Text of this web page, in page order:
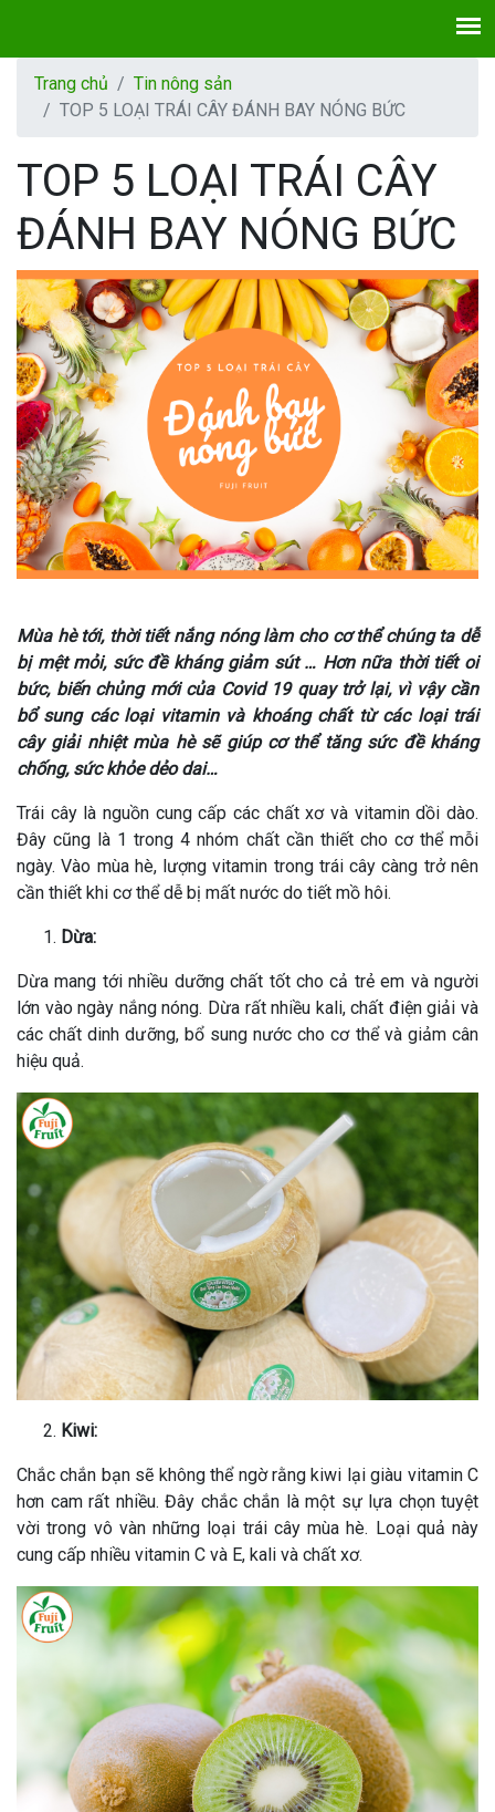
Trang chủ
Tin nông sản
TOP 5 LOẠI TRÁI CÂY ĐÁNH BAY NÓNG BỨC
TOP 5 LOẠI TRÁI CÂY
ĐÁNH BAY NÓNG BỨC
Mùa hè tới, thời tiết nắng nóng làm cho cơ thể chúng ta dễ
bị mệt mỏi, sức đề kháng giảm sút … Hơn nữa thời tiết oi
bức, biến chủng mới của Covid 19 quay trở lại, vì vậy cần
bổ sung các loại vitamin và khoáng chất từ các loại trái
cây giải nhiệt mùa hè sẽ giúp cơ thể tăng sức đề kháng
chống, sức khỏe dẻo dai…
Trái cây là nguồn cung cấp các chất xơ và vitamin dồi dào.
Đây cũng là 1 trong 4 nhóm chất cần thiết cho cơ thể mỗi
ngày. Vào mùa hè, lượng vitamin trong trái cây càng trở nên
cần thiết khi cơ thể dễ bị mất nước do tiết mồ hôi.
Dừa:
Dừa mang tới nhiều dưỡng chất tốt cho cả trẻ em và người
lớn vào ngày nắng nóng. Dừa rất nhiều kali, chất điện giải và
các chất dinh dưỡng, bổ sung nước cho cơ thể và giảm cân
hiệu quả.
Kiwi:
Chắc chắn bạn sẽ không thể ngờ rằng kiwi lại giàu vitamin C
hơn cam rất nhiều. Đây chắc chắn là một sự lựa chọn tuyệt
vời trong vô vàn những loại trái cây mùa hè. Loại quả này
cung cấp nhiều vitamin C và E, kali và chất xơ.